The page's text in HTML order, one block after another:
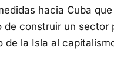
hacia Cuba
de construir un
de la Isla al